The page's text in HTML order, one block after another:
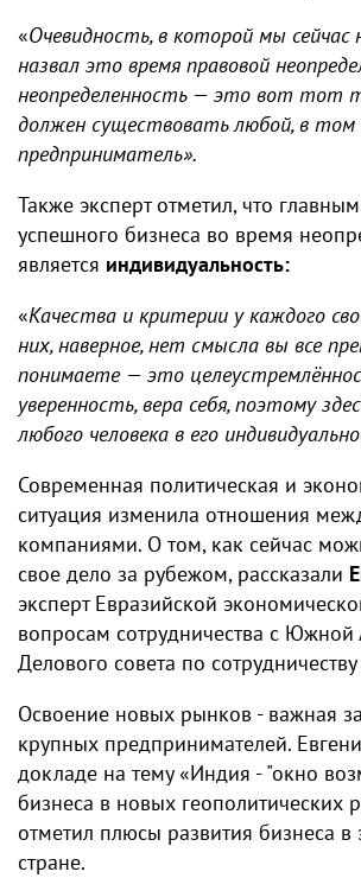
«Очевидность, в которой мы сейчас
назвал это время правовой
неопределенность — это вот тот
должен существовать любой, в том
предприниматель».
Также эксперт отметил, что
успешного бизнеса во время
является индивидуальность:
«Качества и критерии у каждого
них, наверное, нет смысла вы все
понимаете — это
уверенность, вера себя, поэтому
любого человека в его
Современная политическая и
ситуация изменила отношения
компаниями. О том, как сейчас
свое дело за рубежом, рассказали
эксперт Евразийской
вопросам сотрудничества с Южной
Делового совета по
Освоение новых рынков - важная
крупных предпринимателей.
докладе на тему «Индия - "окно
бизнеса в новых геополитических
отметил плюсы развития бизнеса в
стране.